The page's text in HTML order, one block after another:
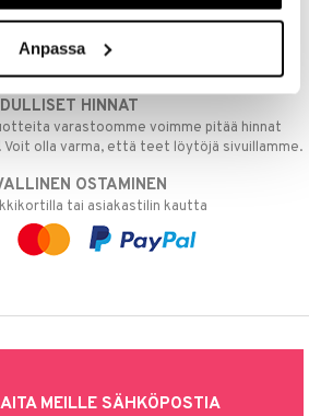
Anpassa
TOIMITUKSET
tilaukset lähetetään normaalisti samana
HINNAT
varastoomme voimme pitää hinnat
Voit olla varma, että teet löytöjä sivuillamme.
OSTAMINEN
tai asiakastilin kautta
MEILLE SÄHKÖPOSTIA